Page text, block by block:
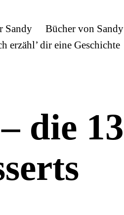
Sandy Bücher von Sandy
erzähl’ dir eine Geschichte
die 13